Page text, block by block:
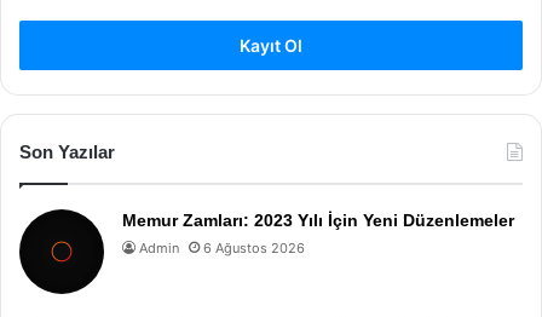
Kayıt Ol
Son Yazılar
Memur Zamları: 2023 Yılı İçin Yeni Düzenlemeler
Admin 6 Ağustos 2026